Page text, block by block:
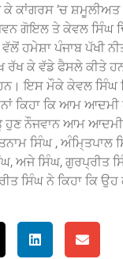
ਕਾਂਗਰਸ ’ਚ ਸ਼ਮੂਲੀਅਤ
ਗੋਇਲ ਤੇ ਕੇਵਲ ਸਿੰਘ
ਹਮੇਸ਼ਾ ਪੰਜਾਬ ਪੱਖੀ
ਰੱਖ ਕੇ ਵੱਡੇ ਫੈਸਲੇ ਕੀਤੇ
ਇਸ ਮੌਕੇ ਕੇਵਲ ਸਿੰਘ
ਕਿਹਾ ਕਿ ਆਮ
ਹੁਣ ਨੌਜਵਾਨ ਆਮ
ਸਿੰਘ , ਅੰਮਿ੍ਤਪਾਲ
ਅਜੇ ਸਿੰਘ, ਗੁਰਪ੍ਰੀਤ
ਸਿੰਘ ਨੇ ਕਿਹਾ ਕਿ